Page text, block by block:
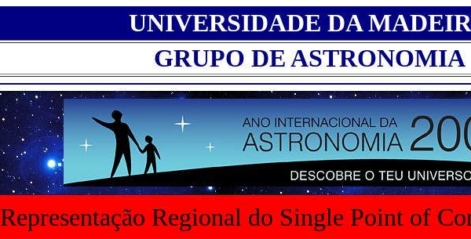
UNIVERSIDADE DA
GRUPO DE ASTRONOMIA
Representação Regional do Single Point of